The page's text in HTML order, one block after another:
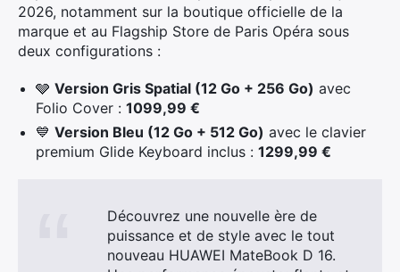
2026, notamment sur la boutique officielle de la
marque et au Flagship Store de Paris Opéra sous
deux configurations :
🩶 Version Gris Spatial (12 Go + 256 Go) avec
Folio Cover : 1099,99 €
💙 Version Bleu (12 Go + 512 Go) avec le clavier
premium Glide Keyboard inclus : 1299,99 €
Découvrez une nouvelle ère de
puissance et de style avec le tout
nouveau HUAWEI MateBook D 16.
Rechercher
: